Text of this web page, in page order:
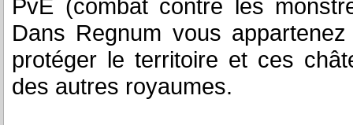
PvE (combat contre les
Dans Regnum vous
protéger le territoire et ces
des autres royaumes.